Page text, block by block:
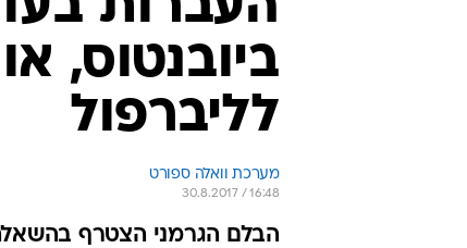
ביובנטוס,
לליברפול
מערכת וואלה ספורט
30.8.2017 / 16:48
הבלם הגרמני הצטרף